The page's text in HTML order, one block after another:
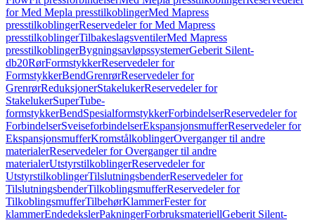
for Med Mepla presstilkoblingerMed Mapress
presstilkoblingerReservedeler for Med Mapress
presstilkoblingerTilbakeslagsventilerMed Mapress
presstilkoblingerBygningsavløpssystemerGeberit Silent-
db20RørFormstykkerReservedeler for
FormstykkerBendGrenrørReservedeler for
GrenrørReduksjonerStakelukerReservedeler for
StakelukerSuperTube-
formstykkerBendSpesialformstykkerForbindelserReservedeler for
ForbindelserSveiseforbindelserEkspansjonsmufferReservedeler for
EkspansjonsmufferKromstålkoblingerOverganger til andre
materialerReservedeler for Overganger til andre
materialerUtstyrstilkoblingerReservedeler for
UtstyrstilkoblingerTilslutningsbenderReservedeler for
TilslutningsbenderTilkoblingsmufferReservedeler for
TilkoblingsmufferTilbehørKlammerFester for
klammerEndedekslerPakningerForbruksmateriellGeberit Silent-